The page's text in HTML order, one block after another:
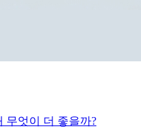
무엇이 더 좋을까?